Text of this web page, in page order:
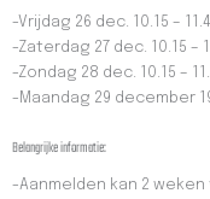
-Vrijdag 26 dec. 10.15 –
-Zaterdag 27 dec. 10.15 –
-Zondag 28 dec. 10.15 –
-Maandag 29 december
Belangrijke informatie:
-Aanmelden kan 2